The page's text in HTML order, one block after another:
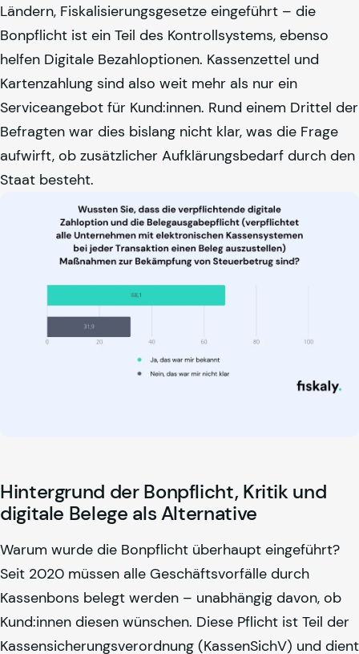
Ländern, Fiskalisierungsgesetze eingeführt – die
Bonpflicht ist ein Teil des Kontrollsystems, ebenso
helfen Digitale Bezahloptionen. Kassenzettel und
Kartenzahlung sind also weit mehr als nur ein
Serviceangebot für Kund:innen. Rund einem Drittel der
Befragten war dies bislang nicht klar, was die Frage
aufwirft, ob zusätzlicher Aufklärungsbedarf durch den
Staat besteht.
Hintergrund der Bonpflicht, Kritik und
digitale Belege als Alternative
Warum wurde die Bonpflicht überhaupt eingeführt?
Seit 2020 müssen alle Geschäftsvorfälle durch
Kassenbons belegt werden – unabhängig davon, ob
Kund:innen diesen wünschen. Diese Pflicht ist Teil der
Kassensicherungsverordnung (KassenSichV) und dient